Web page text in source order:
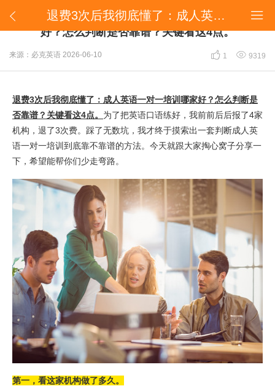
 
退费3次后我彻底懂了：成人英语一对一培训哪家好？怎么判断是否靠谱？关键看这4点。
退费3次后我彻底懂了：成人英语一对一培训哪家
好？怎么判断是否靠谱？关键看这4点。
来源：必克英语 2026-06-10  1  9319
退费3次后我彻底懂了：成人英语一对一培训哪家好？怎么判断是
否靠谱？关键看这4点。 为了把英语口语练好，我前前后后报了4家
机构，退了3次费。踩了无数坑，我才终于摸索出一套判断成人英
语一对一培训到底靠不靠谱的方法。今天就跟大家掏心窝子分享一
下，希望能帮你们少走弯路。
第一，看这家机构做了多久。